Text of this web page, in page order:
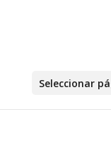
Seleccionar